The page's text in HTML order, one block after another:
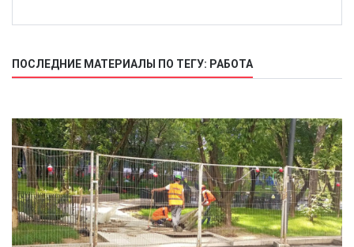
ПОСЛЕДНИЕ МАТЕРИАЛЫ ПО ТЕГУ: РАБОТА